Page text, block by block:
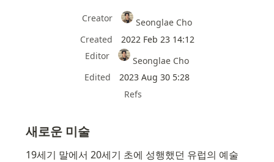
Creator
Seonglae Cho
Created
2022 Feb 23 14:12
Editor
Seonglae Cho
Edited
2023 Aug 30 5:28
Refs
새로운 미술
19세기 말에서 20세기 초에 성행했던 유럽의 예술